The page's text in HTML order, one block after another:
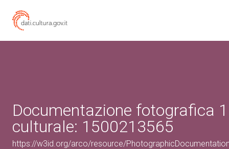
Documentazione fotografica
culturale: 1500213565
https://w3id.org/arco/resource/